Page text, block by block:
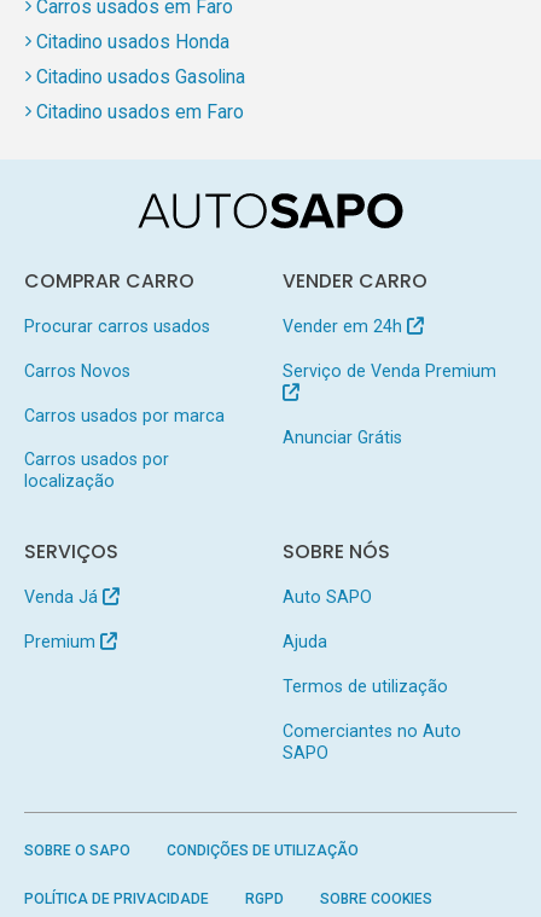
Carros usados em Faro
Citadino usados Honda
Citadino usados Gasolina
Citadino usados em Faro
COMPRAR CARRO
Procurar carros usados
Carros Novos
Carros usados por marca
Carros usados por
localização
VENDER CARRO
Vender em 24h
Serviço de Venda Premium
Anunciar Grátis
SERVIÇOS
Venda Já
Premium
SOBRE NÓS
Auto SAPO
Ajuda
Termos de utilização
Comerciantes no Auto
SAPO
SOBRE O SAPO CONDIÇÕES DE UTILIZAÇÃO
POLÍTICA DE PRIVACIDADE RGPD SOBRE COOKIES